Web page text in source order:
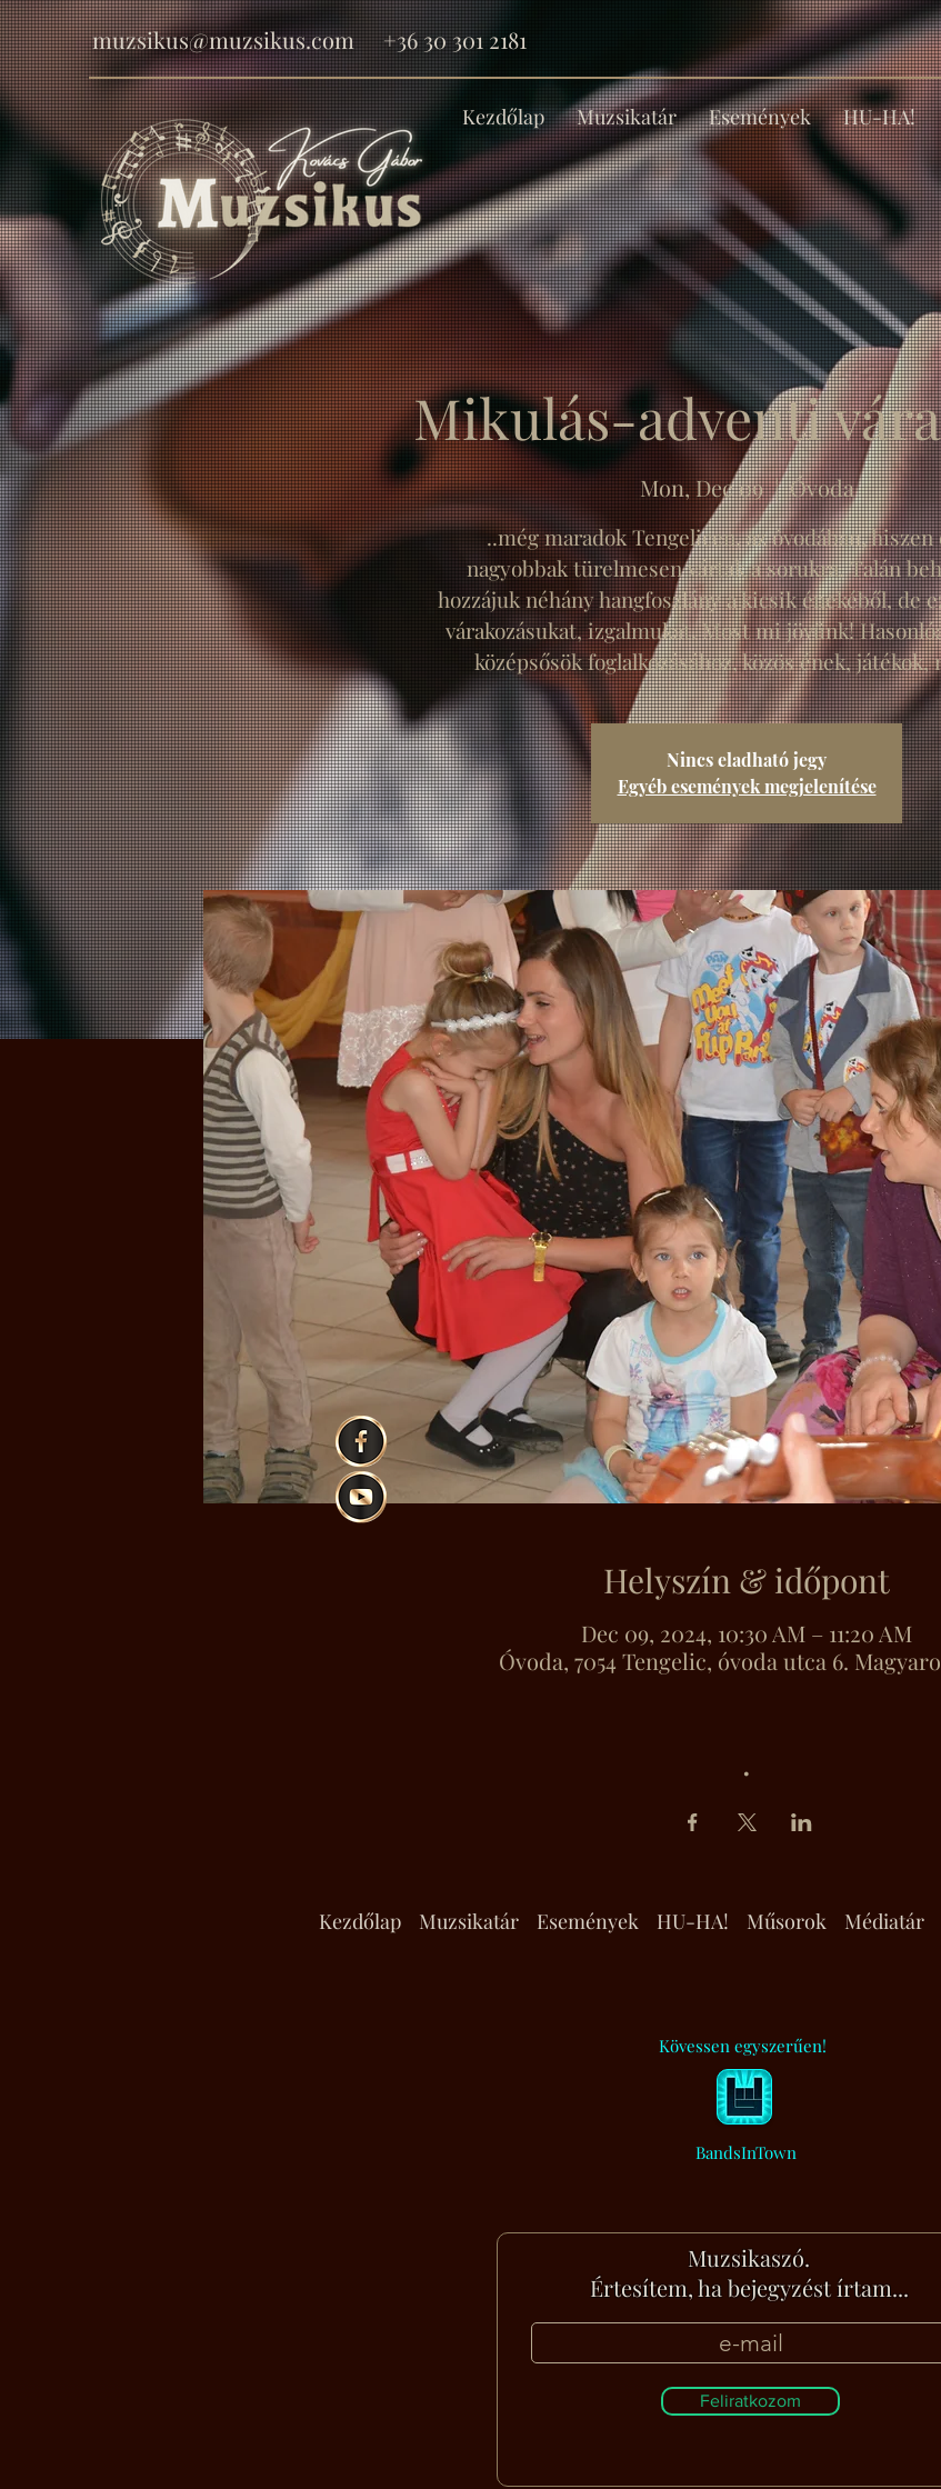
muzsikus@muzsikus.com +36 30 301 2181
Kezdőlap Muzsikatár Események HU-HA!
Mikulás-adventi
Mon, Dec 09
  |
Óvoda
..még maradok Tengelicen, az óvodában, hiszen
nagyobbak türelmesen vártak a sorukra. Talán
hozzájuk néhány hangfoszlány a kicsik énekéből, de
várakozásukat, izgalmukat. Most mi jövünk!
középsősök foglalkozásához, közös ének, játékok,
Nincs eladható jegy
Egyéb események megjelenítése
Helyszín & időpont
Dec 09, 2024, 10:30 AM – 11:20 AM
Óvoda, 7054 Tengelic, óvoda utca 6.
.
Kezdőlap Muzsikatár Események HU-HA! Műsorok Médiatár
Kövessen egyszerűen!
BandsInTown
Muzsikaszó.
Értesítem, ha bejegyzést írtam...
Feliratkozom